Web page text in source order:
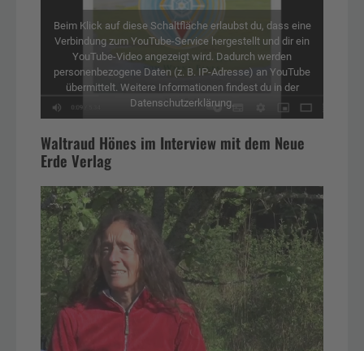
Beim Klick auf diese Schaltfläche erlaubst du, dass eine
Verbindung zum YouTube-Service hergestellt und dir ein
YouTube-Video angezeigt wird. Dadurch werden
personenbezogene Daten (z. B. IP-Adresse) an YouTube
übermittelt. Weitere Informationen findest du in der
Datenschutzerklärung.
Waltraud Hönes im Interview mit dem Neue
Erde Verlag